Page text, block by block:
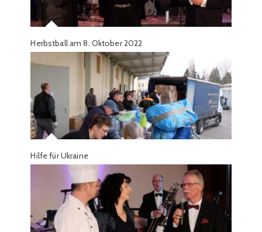
Herbstball am 8. Oktober 2022
Hilfe für Ukraine